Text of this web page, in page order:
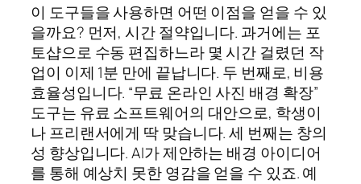
이 도구들을 사용하면 어떤 이점을 얻을 수 있
을까요? 먼저, 시간 절약입니다. 과거에는 포
토샵으로 수동 편집하느라 몇 시간 걸렸던 작
업이 이제 1분 만에 끝납니다. 두 번째로, 비용
효율성입니다. “무료 온라인 사진 배경 확장”
도구는 유료 소프트웨어의 대안으로, 학생이
나 프리랜서에게 딱 맞습니다. 세 번째는 창의
성 향상입니다. AI가 제안하는 배경 아이디어
를 통해 예상치 못한 영감을 얻을 수 있죠. 예